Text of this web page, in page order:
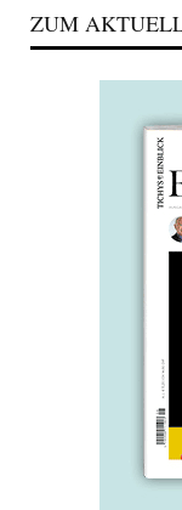
ZUM